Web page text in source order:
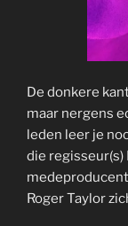
De donkere
maar nergens
leden leer je
die regisseur(s)
Roger Taylor